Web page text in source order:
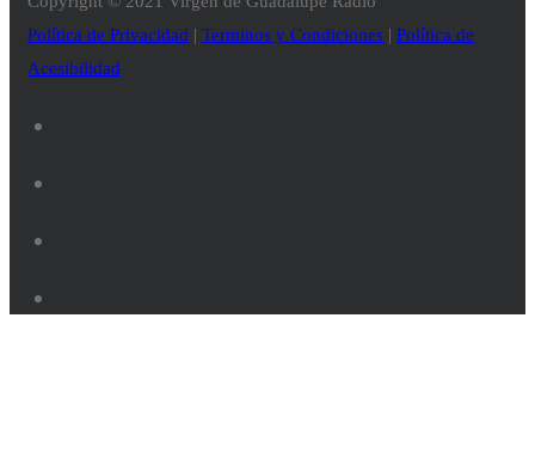
Política de Privacidad | Terminos y Condiciones | Política de
Acesibilidad